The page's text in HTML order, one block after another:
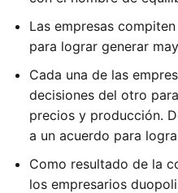
Las empresas
para lograr generar
Cada una de las
decisiones del otro
precios y producción.
a un acuerdo para
Como resultado de la
los empresarios